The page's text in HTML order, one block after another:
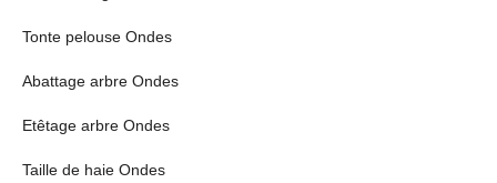
Tonte pelouse Ondes
Abattage arbre Ondes
Etêtage arbre Ondes
Taille de haie Ondes